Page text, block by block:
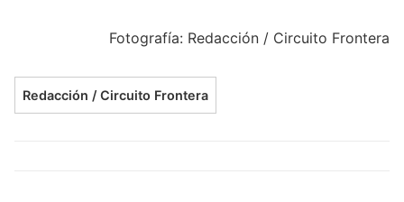
Fotografía: Redacción / Circuito Frontera
Redacción / Circuito Frontera